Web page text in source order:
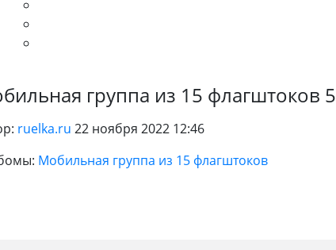
группа из 15 флагштоков 5
ruelka.ru 22 ноября 2022 12:46
Мобильная группа из 15 флагштоков